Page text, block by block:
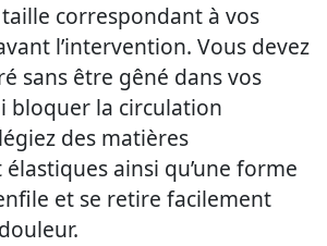
correspondant à vos
l’intervention. Vous devez
sans être gêné dans vos
bloquer la circulation
des matières
ainsi qu’une forme
et se retire facilement